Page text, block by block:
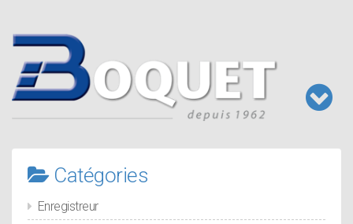
contenu
principal
Catégories
Enregistreur